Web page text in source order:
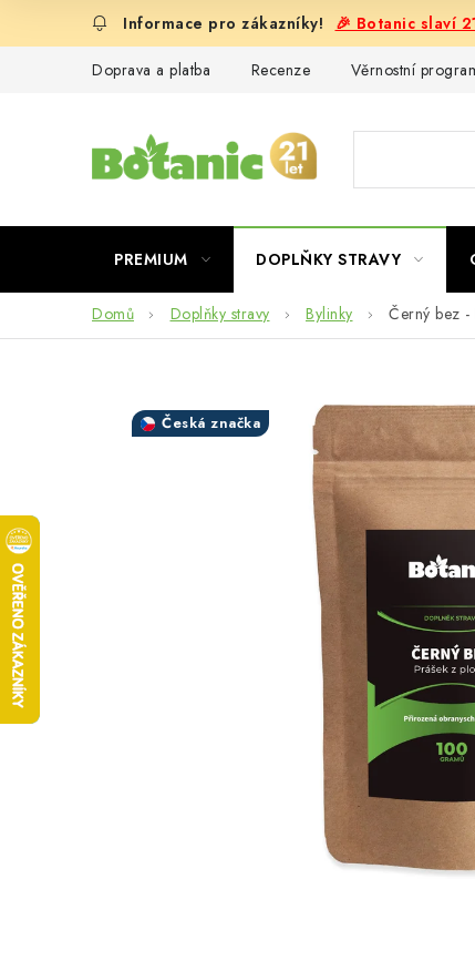
🎉 Botanic slaví
Doprava a platba Recenze Věrnostní
PREMIUM DOPLŇKY STRAVY
Domů Doplňky stravy Bylinky Černý bez
Česká značka